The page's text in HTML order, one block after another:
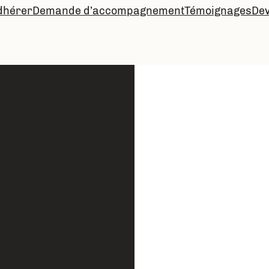
Demande d’accompagnementTémoignages